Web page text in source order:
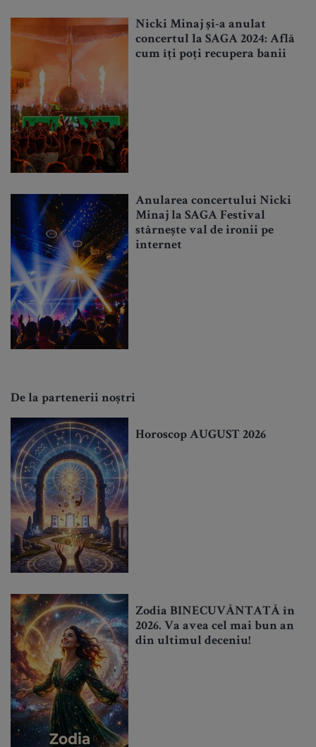
Nicki Minaj și-a anulat
concertul la SAGA 2024: Află
cum îți poți recupera banii
Anularea concertului Nicki
Minaj la SAGA Festival
stârnește val de ironii pe
internet
De la partenerii noștri
Horoscop AUGUST 2026
Zodia BINECUVÂNTATĂ în
2026. Va avea cel mai bun an
din ultimul deceniu!